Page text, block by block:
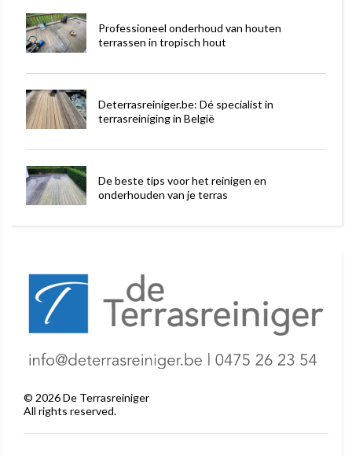
Professioneel onderhoud van houten
terrassen in tropisch hout
Deterrasreiniger.be: Dé specialist in
terrasreiniging in België
De beste tips voor het reinigen en
onderhouden van je terras
© 2026De Terrasreiniger
All rights reserved.